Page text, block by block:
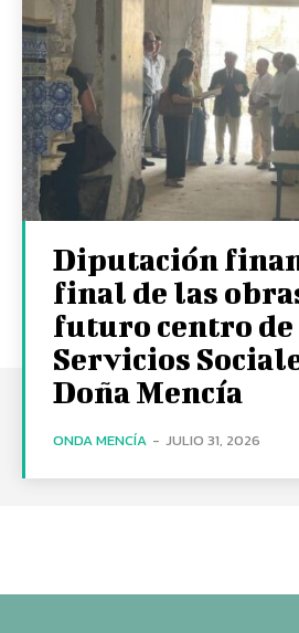
Diputación
final de las
futuro centro de
Servicios
Doña Mencía
ONDA MENCÍA - JULIO 31, 2026